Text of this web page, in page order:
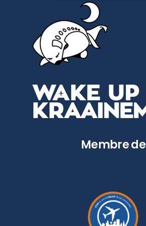
Membre de